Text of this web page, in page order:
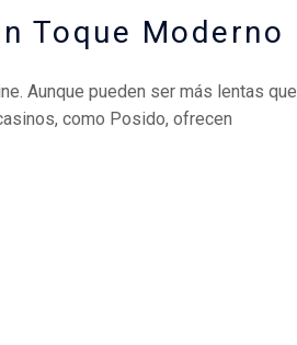
Toque Moderno
Aunque pueden ser más lentas que
como Posido, ofrecen